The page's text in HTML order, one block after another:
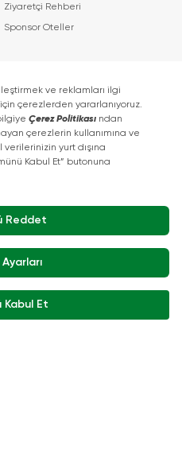
Ziyaretçi Rehberi
Sponsor Oteller
Haberler
Basın Bültenleri
Katılımcı Görüşleri